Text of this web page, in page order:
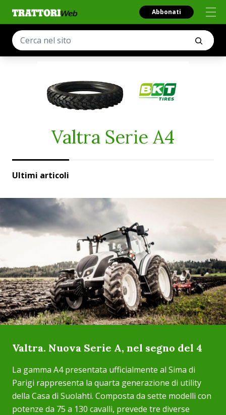
Abbonati
Valtra Serie A4
Ultimi articoli
Valtra. Nuova Serie A, nel segno del 4
La gamma A4 presentata ufficialmente al Sima di
Parigi rappresenta la quarta generazione di utility
della Casa di Suolahti. Composta da sette modelli con
potenze da 75 a 130 cavalli, prevede tre diverse